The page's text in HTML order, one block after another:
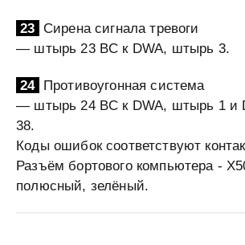
23 Сирена сигнала тревоги
— штырь 23 BC к DWA, штырь 3.
24 Противоугонная система
— штырь 24 BC к DWA, штырь 1 и
38.
Коды ошибок соответствуют
Разъём бортового компьютера -
полюсный, зелёный.